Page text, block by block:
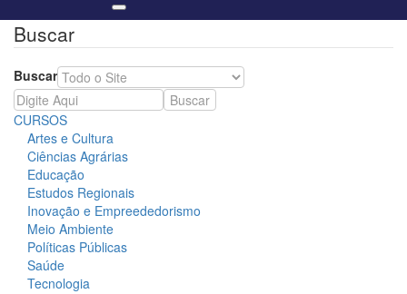
Buscar
Buscar
CURSOS
Artes e Cultura
Ciências Agrárias
Educação
Estudos Regionais
Inovação e Empreededorismo
Meio Ambiente
Políticas Públicas
Saúde
Tecnologia